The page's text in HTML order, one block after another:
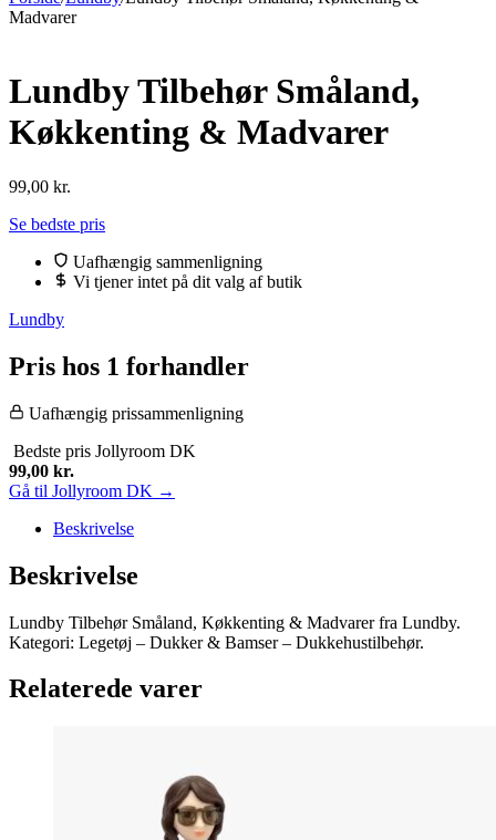
Madvarer
Lundby Tilbehør Småland,
Køkkenting & Madvarer
99,00 kr.
Se bedste pris
Uafhængig sammenligning
Vi tjener intet på dit valg af butik
Lundby
Pris hos 1 forhandler
Uafhængig prissammenligning
Bedste pris Jollyroom DK
99,00 kr.
Gå til Jollyroom DK →
Beskrivelse
Beskrivelse
Lundby Tilbehør Småland, Køkkenting & Madvarer fra Lundby.
Kategori: Legetøj – Dukker & Bamser – Dukkehustilbehør.
Relaterede varer